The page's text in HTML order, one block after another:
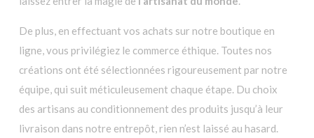
De plus, en effectuant vos achats sur notre boutique en
ligne, vous privilégiez le commerce éthique. Toutes nos
créations ont été sélectionnées rigoureusement par notre
équipe, qui suit méticuleusement chaque étape. Du choix
des artisans au conditionnement des produits jusqu’à leur
livraison dans notre entrepôt, rien n’est laissé au hasard.